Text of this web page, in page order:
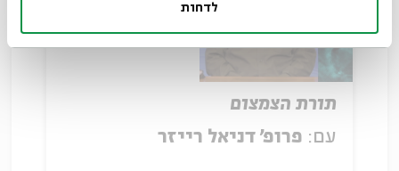
לדחות
תורת הצמצום
עם: פרופ' דניאל רייזר